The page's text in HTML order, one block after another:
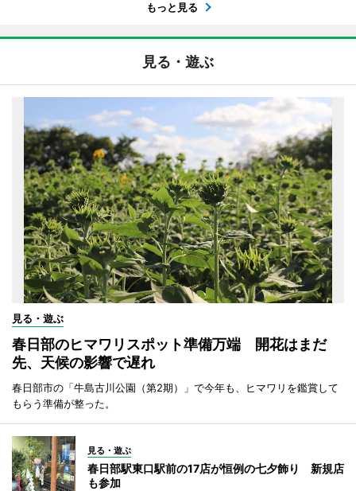
もっと見る
見る・遊ぶ
見る・遊ぶ
春日部のヒマワリスポット準備万端 開花はまだ
先、天候の影響で遅れ
春日部市の「牛島古川公園（第2期）」で今年も、ヒマワリを鑑賞して
もらう準備が整った。
見る・遊ぶ
春日部駅東口駅前の17店が恒例の七夕飾り 新規店
も参加